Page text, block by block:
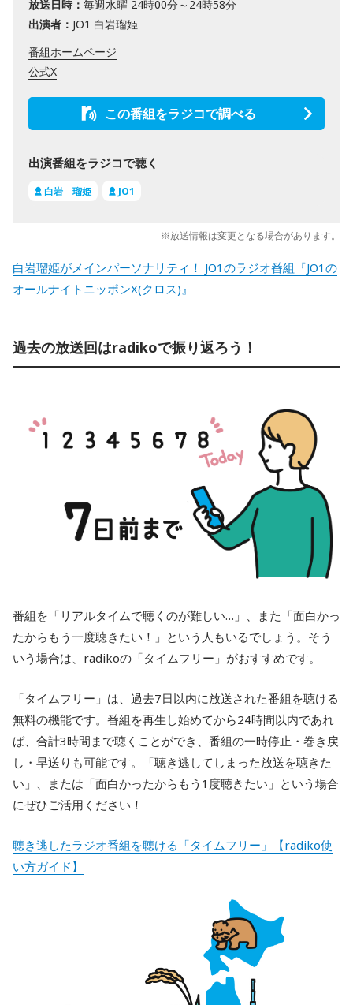
放送日時： 毎週水曜 24時00分～24時58分
出演者： JO1 白岩瑠姫
番組ホームページ
公式X
この番組をラジコで調べる
出演番組をラジコで聴く
白岩 瑠姫 JO1
※放送情報は変更となる場合があります。
白岩瑠姫がメインパーソナリティ！ JO1のラジオ番組『JO1の
オールナイトニッポンX(クロス)』
過去の放送回はradikoで振り返ろう！
番組を「リアルタイムで聴くのが難しい…」、また「面白かっ
たからもう一度聴きたい！」という人もいるでしょう。そう
いう場合は、radikoの「タイムフリー」がおすすめです。
「タイムフリー」は、過去7日以内に放送された番組を聴ける
無料の機能です。番組を再生し始めてから24時間以内であれ
ば、合計3時間まで聴くことができ、番組の一時停止・巻き戻
し・早送りも可能です。「聴き逃してしまった放送を聴きた
い」、または「面白かったからもう1度聴きたい」という場合
にぜひご活用ください！
聴き逃したラジオ番組を聴ける「タイムフリー」【radiko使
い方ガイド】